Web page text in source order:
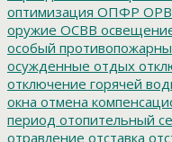
оптимизация ОПФР
оружие ОСВВ
особый
осужденные отдых
отключение горячей
окна отмена
период отопительный
отравление отставка